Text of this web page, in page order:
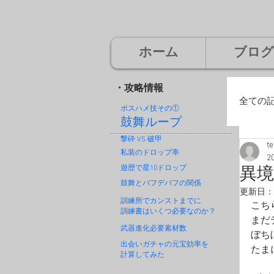
ホーム ブログ
・攻略情報
ボスハメ技その①
鼓舞ループ
撃砕 VS 破甲
私装のドロップ率
遊歴で星10ドロップ
鼓舞とバフデバフの関係
訓練所でカンストまでに
訓練書はいくつ必要なのか？
武器進化必要素材数
出会いガチャの元宝効率を
計算してみた
全ての
異
更新日：
こち
ま
ぼち
たま